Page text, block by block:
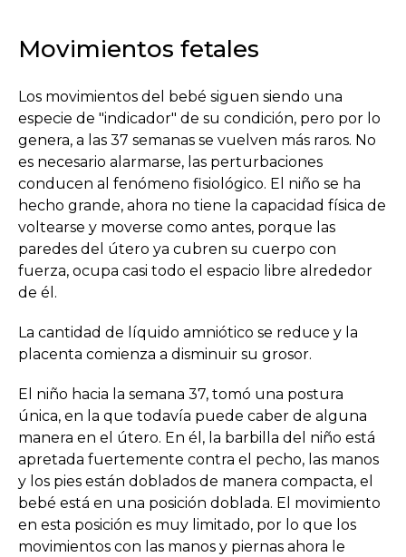
Movimientos fetales
Los movimientos del bebé siguen siendo una
especie de "indicador" de su condición, pero por lo
genera, a las 37 semanas se vuelven más raros. No
es necesario alarmarse, las perturbaciones
conducen al fenómeno fisiológico. El niño se ha
hecho grande, ahora no tiene la capacidad física de
voltearse y moverse como antes, porque las
paredes del útero ya cubren su cuerpo con
fuerza, ocupa casi todo el espacio libre alrededor
de él.
La cantidad de líquido amniótico se reduce y la
placenta comienza a disminuir su grosor.
El niño hacia la semana 37, tomó una postura
única, en la que todavía puede caber de alguna
manera en el útero. En él, la barbilla del niño está
apretada fuertemente contra el pecho, las manos
y los pies están doblados de manera compacta, el
bebé está en una posición doblada. El movimiento
en esta posición es muy limitado, por lo que los
movimientos con las manos y piernas ahora le